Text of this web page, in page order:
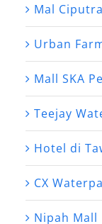
Mal
Urban
Mall SKA
Teejay
Hotel di
CX
Nipah Mall